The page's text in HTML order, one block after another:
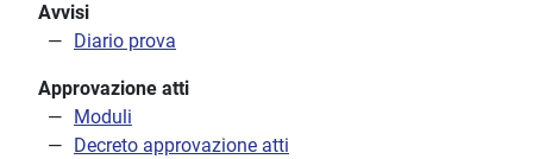
Avvisi
Diario prova
Approvazione atti
Moduli
Decreto approvazione atti